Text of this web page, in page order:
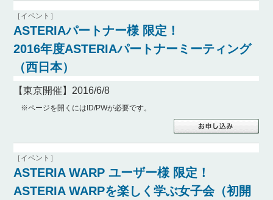
［イベント］
ASTERIAパートナー様 限定！
2016年度ASTERIAパートナーミーティング
（西日本）
【東京開催】2016/6/8
※ページを開くにはID/PWが必要です。
［イベント］
ASTERIA WARP ユーザー様 限定！
ASTERIA WARPを楽しく学ぶ女子会（初開